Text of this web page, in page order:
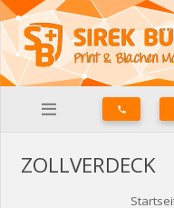
phone
ZOLLVERDECK